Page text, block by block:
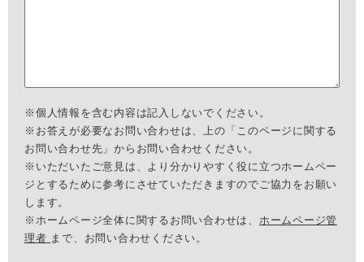
※個人情報を含む内容は記入しないでください。
※お答えが必要なお問い合わせは、上の「このページに関する
お問い合わせ先」からお問い合わせください。
※いただいたご意見は、より分かりやすく役に立つホームペー
ジとするために参考にさせていただきますのでご協力をお願い
します。
※ホームページ全体に関するお問い合わせは、 ホームページ管
理者 まで、お問い合わせください。